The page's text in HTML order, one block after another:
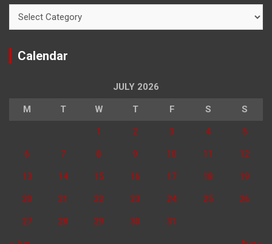
Calendar
JULY 2026
M T W T F S S
1 2 3 4 5
6 7 8 9 10 11 12
13 14 15 16 17 18 19
20 21 22 23 24 25 26
27 28 29 30 31